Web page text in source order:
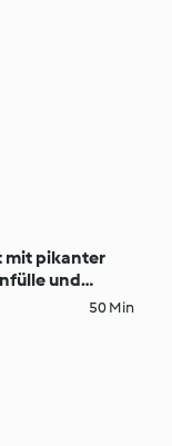
mit pikanter
und
50 Min